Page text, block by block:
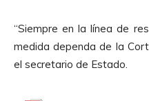
“Siempre en la línea de
medida dependa de la
el secretario de Estado.